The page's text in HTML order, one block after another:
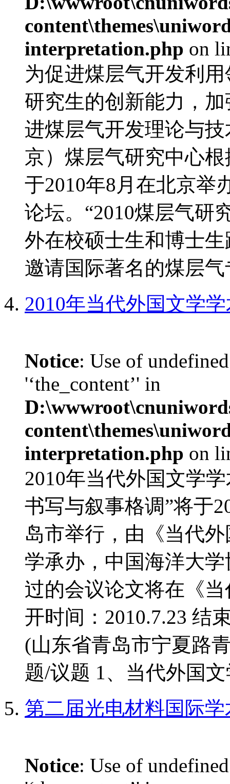
interpretation.php on
为促进煤层气开发利
研究生的创新能力，
进煤层气开发理论与
京）煤层气研究中心
于2010年8月在北京举
论坛。“2010煤层气研
外在校硕士生和博士
邀请国际著名的煤层
2010年当代外国文学
Notice: Use of
'‘the_content’' in
interpretation.php on
2010年当代外国文学
书写与叙事格调”将于
岛市举行，由《当代
学承办，中国海洋大
过的会议论文将在《
开时间：2010.7.23 结
(山东省青岛市宁夏路
题/议题 1、当代外国文
第二届光电材料国际
Notice: Use of